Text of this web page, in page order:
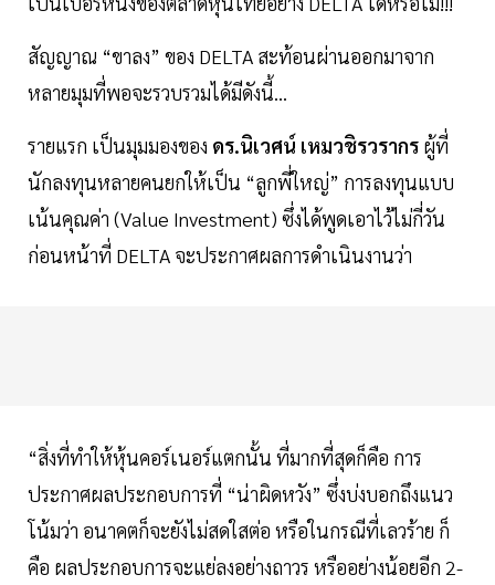
สัญญาณ “ขาลง” ของ DELTA สะท้อนผ่านออกมาจาก
หลายมุมที่พอจะรวบรวมได้มีดังนี้...
รายแรก เป็นมุมมองของ ดร.นิเวศน์ เหมวชิรวรากร ผู้ที่
นักลงทุนหลายคนยกให้เป็น “ลูกพี่ใหญ่” การลงทุนแบบ
เน้นคุณค่า (Value Investment) ซึ่งได้พูดเอาไว้ไม่กี่วัน
ก่อนหน้าที่ DELTA จะประกาศผลการดำเนินงานว่า
“สิ่งที่ทำให้หุ้นคอร์เนอร์แตกนั้น ที่มากที่สุดก็คือ การ
ประกาศผลประกอบการที่ “น่าผิดหวัง” ซึ่งบ่งบอกถึงแนว
โน้มว่า อนาคตก็จะยังไม่สดใสต่อ หรือในกรณีที่เลวร้าย ก็
คือ ผลประกอบการจะแย่ลงอย่างถาวร หรืออย่างน้อยอีก 2-